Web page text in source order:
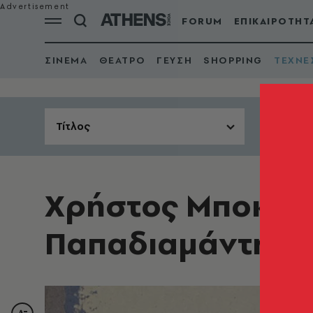
FORUM
ΣΙΝΕΜΑ ΘΕΑΤΡΟ ΓΕΥΣΗ SHOPPING
Τίτλος
Χρήστος
Παπαδιαμάντης.